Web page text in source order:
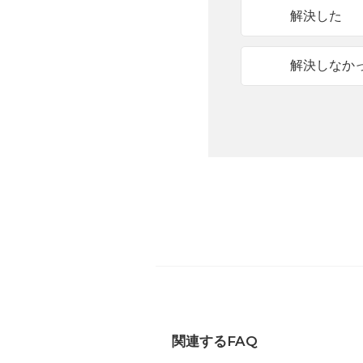
解決した
解決しなか
関連するFAQ